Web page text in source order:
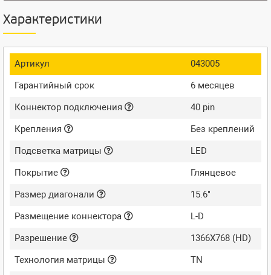
Характеристики
Артикул
043005
Гарантийный срок
6 месяцев
Коннектор подключения
40 pin
Крепления
Без креплений
Подсветка матрицы
LED
Покрытие
Глянцевое
Размер диагонали
15.6"
Размещение коннектора
L-D
Разрешение
1366X768 (HD)
Технология матрицы
TN